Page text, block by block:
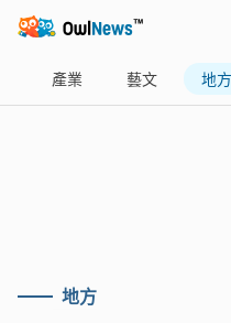
產業 藝文 地方
地方